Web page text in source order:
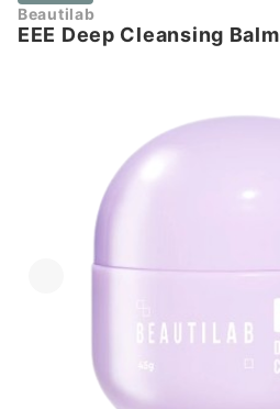
Beautilab
EEE Deep Cleansing Balm